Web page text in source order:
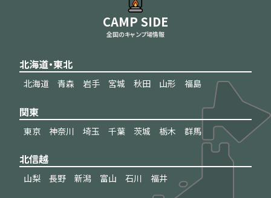
CAMP SIDE
全国のキャンプ場情報
北海道・東北
北海道 青森 岩手 宮城 秋田 山形 福島
関東
東京 神奈川 埼玉 千葉 茨城 栃木 群馬
北信越
山梨 長野 新潟 富山 石川 福井